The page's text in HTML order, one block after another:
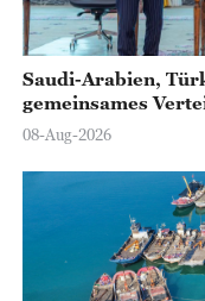
Saudi-Arabien,
gemeinsames
08-Aug-2026